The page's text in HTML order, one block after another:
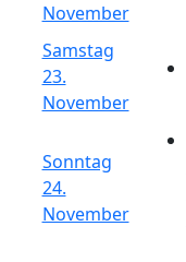
November
Samstag
23.
November
Sonntag
24.
November